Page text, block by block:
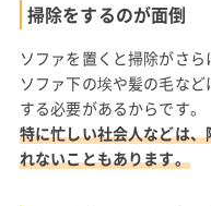
掃除をするのが面倒
ソファを置くと掃除がさら
ソファ下の埃や髪の毛な
する必要があるからです。
特に忙しい社会人などは
れないこともあります。